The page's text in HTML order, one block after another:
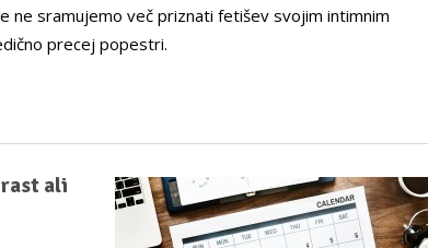
ne sramujemo več priznati fetišev svojim intimnim
precej popestri.
rast ali